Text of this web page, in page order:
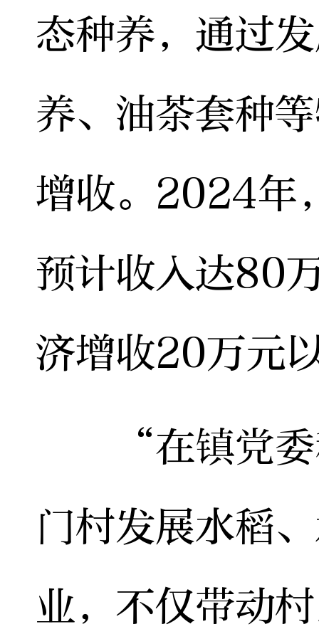
态种养，通过
养、油茶套种
增收。2024年
预计收入达80
济增收20万元
“在镇党委
门村发展水稻
业，不仅带动